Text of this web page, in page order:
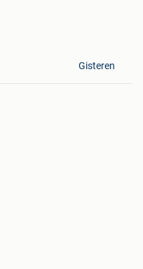
Gisteren